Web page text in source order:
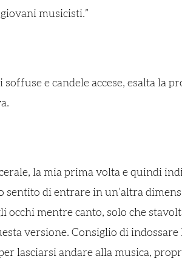
musicisti.”
soffuse e candele accese, esalta la
la mia prima volta e quindi
sentito di entrare in un’altra
mentre canto, solo che
versione. Consiglio di indossare
lasciarsi andare alla musica,